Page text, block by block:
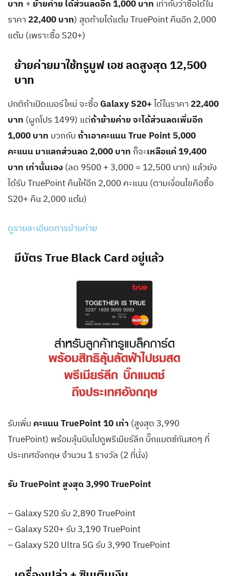
บาท + ย้ายค่าย ได้ส่วนลดอีก 1,000 บาท เท่ากับว่าซื้อได้ใน
ราคา 22,400 บาท) สุดท้ายได้แต้ม TruePoint คืนอีก 2,000
แต้ม (เพราะซื้อ S20+)
ย้ายค่ายมาใช้ทรูมูฟ เอช ลดสูงสุด 12,500
บาท
ปกติถ้าเปิดเบอร์ใหม่ จะซื้อGalaxy S20+ ได้ในราคา 22,400
บาท (ผูกโปร 1499) แต่ถ้าย้ายค่าย จะได้ส่วนลดเพิ่มอีก
1,000 บาท บวกกับถ้าเอาคะแนน True Point 5,000
คะแนน มาแลกส่วนลด 2,000 บาท ก็จะเหลือแค่ 19,400
บาท เท่านั้นเอง (ลด 9500 + 3,000 = 12,500 บาท) แล้วยัง
ได้รับ TruePoint คืนให้อีก 2,000 คะแนน (ตามเงื่อนไขคือซื้อ
S20+ คืน 2,000 แต้ม)
ดูรายละเอียดการย้ายค่าย
มีบัตร True Black Card อยู่แล้ว
รับเพิ่ม คะแนน TruePoint 10 เท่า (สูงสุด 3,990
TruePoint) พร้อมลุ้นบินไปดูพรีเมียร์ลีก บิ๊กแมตช์กันสดๆ ที่
ประเทศอังกฤษ จำนวน 1 รางวัล (2 ที่นั่ง)
รับ TruePoint สูงสุด 3,990 TruePoint
– Galaxy S20 รับ 2,890 TruePoint
– Galaxy S20+ รับ 3,190 TruePoint
– Galaxy S20 Ultra 5G รับ 3,990 TruePoint